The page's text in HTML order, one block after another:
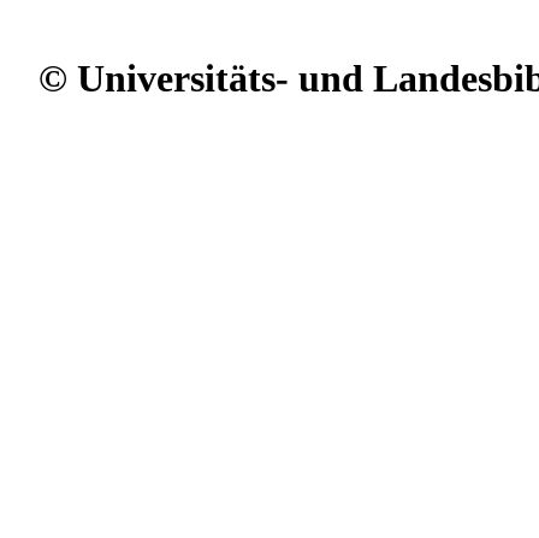
© Universitäts- und